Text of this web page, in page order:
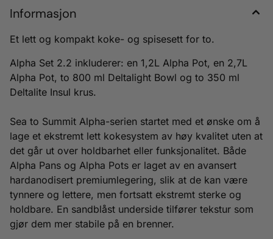
Informasjon
Et lett og kompakt koke- og spisesett for to.
Alpha Set 2.2 inkluderer: en 1,2L Alpha Pot, en 2,7L
Alpha Pot, to 800 ml Deltalight Bowl og to 350 ml
Deltalite Insul krus.
Sea to Summit Alpha-serien startet med et ønske om å
lage et ekstremt lett kokesystem av høy kvalitet uten at
det går ut over holdbarhet eller funksjonalitet. Både
Alpha Pans og Alpha Pots er laget av en avansert
hardanodisert premiumlegering, slik at de kan være
tynnere og lettere, men fortsatt ekstremt sterke og
holdbare. En sandblåst underside tilfører tekstur som
gjør dem mer stabile på en brenner.